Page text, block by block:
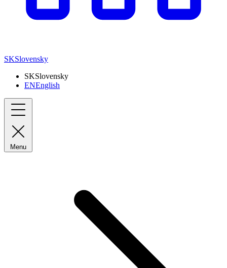
SKSlovensky
SKSlovensky
ENEnglish
Menu